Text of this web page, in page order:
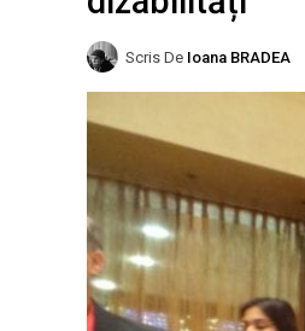
Scris De Ioana BRADEA